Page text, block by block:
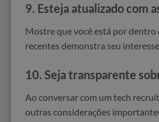
9. Esteja atualizado com
Mostre que você está por dentro
recentes demonstra seu
10. Seja transparente
Ao conversar com um tech
outras considerações